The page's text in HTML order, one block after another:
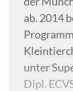
ab. 2014
unter
Dipl.